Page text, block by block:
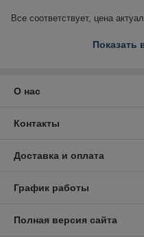
Все соответствует, цена
Показать
О нас
Контакты
Доставка и оплата
График работы
Полная версия сайта